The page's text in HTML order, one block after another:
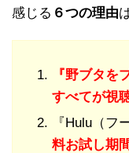
感じる ６つの理由
『野ブタを
すべてが視
『Hulu（フ
料お試し期